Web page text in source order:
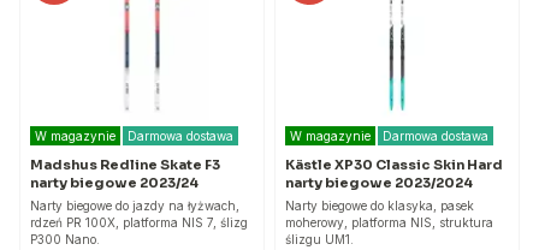
W magazynie Darmowa dostawa
Madshus Redline Skate F3
narty biegowe 2023/24
Narty biegowe do jazdy na łyżwach,
rdzeń PR 100X, platforma NIS 7, ślizg
P300 Nano.
W magazynie Darmowa dostawa
Kästle XP30 Classic Skin Hard
narty biegowe 2023/2024
Narty biegowe do klasyka, pasek
moherowy, platforma NIS, struktura
ślizgu UM1.